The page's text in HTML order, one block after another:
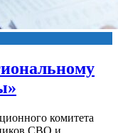
комитета